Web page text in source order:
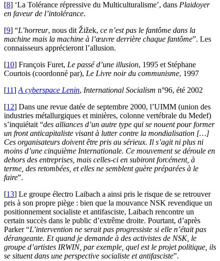
[8] ‘La Tolérance répressive du Multiculturalisme’, dans Plaidoyer
en faveur de l’intolérance.
[9] “L’horreur, nous dit Žižek, ce n’est pas le fantôme dans la
machine mais la machine à l’œuvre derrière chaque fantôme”. Les
connaisseurs apprécieront l’allusion.
[10] François Furet, Le passé d’une illusion, 1995 et Stéphane
Courtois (coordonné par), Le Livre noir du communisme, 1997
[11] A cyberspace Lenin, International Socialism n°96, été 2002
[12] Dans une revue datée de septembre 2000, l’UIMM (union des
industries métallurgiques et minières, colonne vertébrale du Medef)
s’inquiétait “des alliances d’un autre type qui se nouent pour former
un front anticapitaliste visant à lutter contre la mondialisation […]
Ces organisateurs doivent être pris au sérieux. Il s’agit ni plus ni
moins d’une cinquième Internationale. Ce mouvement se déroule en
dehors des entreprises, mais celles-ci en subiront forcément, à
terme, des retombées, et elles ne semblent guère préparées à le
faire”.
[13] Le groupe électro Laibach a ainsi pris le risque de se retrouver
pris à son propre piège : bien que la mouvance NSK revendique un
positionnement socialiste et antifasciste, Laibach rencontre un
certain succès dans le public d’extrême droite. Pourtant, d’après
Parker “L’intervention ne serait pas progressiste si elle n’était pas
dérangeante. Et quand je demande à des activistes de NSK, le
groupe d’artistes IRWIN, par exemple, quel est le projet politique, ils
se situent dans une perspective socialiste et antifasciste”.